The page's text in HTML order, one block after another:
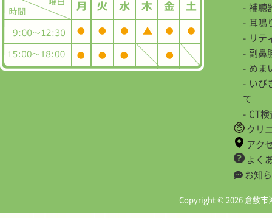
補聴
耳鳴
リテ
副鼻
めま
いび
て
CT
クリ
アク
よく
お知
Copyright © 2026 倉敷市